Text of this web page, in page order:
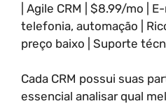
| Agile CRM | $8.99/mo |
telefonia, automação |
preço baixo | Suporte
Cada CRM possui suas
essencial analisar qual